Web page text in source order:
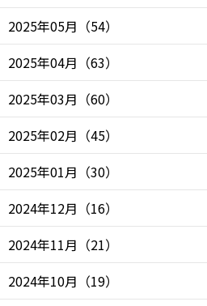
2025年05月 （54）
2025年04月 （63）
2025年03月 （60）
2025年02月 （45）
2025年01月 （30）
2024年12月 （16）
2024年11月 （21）
2024年10月 （19）